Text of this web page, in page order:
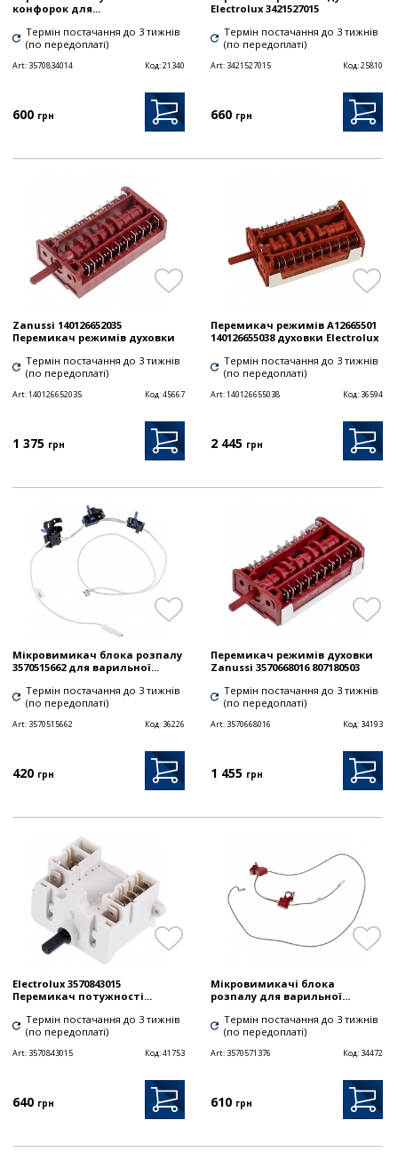
конфорок для...
Термін постачання до 3 тижнів
(по передоплаті)
Art: 3570834014 Код:21340
600 грн
Electrolux 3421527015
Термін постачання до 3 тижнів
(по передоплаті)
Art: 3421527015 Код:25810
660 грн
Zanussi 140126652035
Перемикач режимів духовки
Термін постачання до 3 тижнів
(по передоплаті)
Art:140126652035 Код:45667
1 375 грн
Перемикач режимів A12665501
140126655038 духовки Electrolux
Термін постачання до 3 тижнів
(по передоплаті)
Art:140126655038 Код: 36594
2 445 грн
Мікровимикач блока розпалу
3570515662 для варильної...
Термін постачання до 3 тижнів
(по передоплаті)
Art: 3570515662 Код: 36226
420 грн
Перемикач режимів духовки
Zanussi 3570668016 807180503
Термін постачання до 3 тижнів
(по передоплаті)
Art: 3570668016 Код: 34193
1 455 грн
Electrolux 3570843015
Перемикач потужності...
Термін постачання до 3 тижнів
(по передоплаті)
Art: 3570843015 Код:41753
640 грн
Мікровимикачі блока
розпалу для варильної...
Термін постачання до 3 тижнів
(по передоплаті)
Art: 3570571376 Код: 34472
610 грн